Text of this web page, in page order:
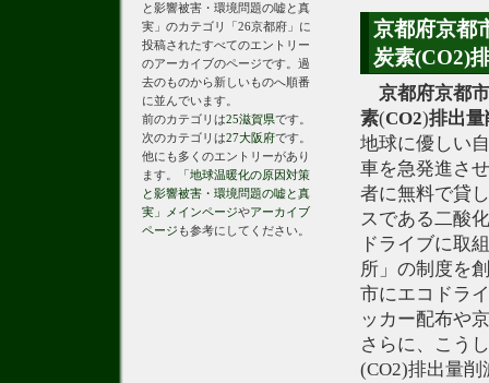
京都府京都
炭素(CO2)
京都府京都市
素(CO2)排出量
地球に優しい
車を急発進さ
者に無料で貸
スである二酸
ドライブに取
所」の制度を
市にエコドラ
ッカー配布や
さらに、こう
(CO2)排出量
と影響被害・環境問題の嘘と真
実」のカテゴリ「26京都府」に
投稿されたすべてのエントリー
のアーカイブのページです。過
去のものから新しいものへ順番
に並んでいます。
前のカテゴリは25滋賀県です。
次のカテゴリは27大阪府です。
他にも多くのエントリーがあり
ます。
「地球温暖化の原因対策
と影響被害・環境問題の嘘と真
実」メインページやアーカイブ
ページ も参考にしてください。